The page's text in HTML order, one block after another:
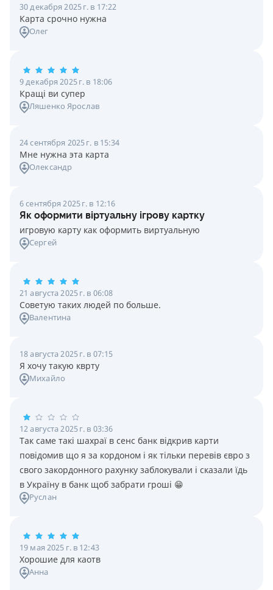
30 декабря 2025 г. в 17:22
Карта срочно нужна
Олег
9 декабря 2025 г. в 18:06
Кращі ви супер
Ляшенко Ярослав
24 сентября 2025 г. в 15:34
Мне нужна эта карта
Олександр
6 сентября 2025 г. в 12:16
Як оформити віртуальну ігрову картку
игровую карту как оформить виртуальную
Сергей
21 августа 2025 г. в 06:08
Советую таких людей по больше.
Валентина
18 августа 2025 г. в 07:15
Я хочу такую кврту
Михайло
12 августа 2025 г. в 03:36
Так саме такі шахраї в сенс банк відкрив карти
повідомив що я за кордоном і як тільки перевів євро з
свого закордонного рахунку заблокували і сказали їдь
в Україну в банк щоб забрати гроші 😁
Руслан
19 мая 2025 г. в 12:43
Хорошие для каотв
Анна